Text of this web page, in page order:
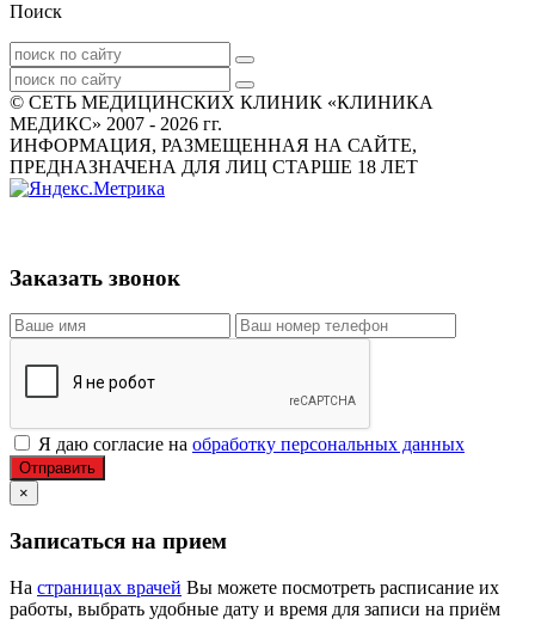
Поиск
© СЕТЬ МЕДИЦИНСКИХ КЛИНИК «КЛИНИКА
МЕДИКС» 2007 - 2026 гг.
ИНФОРМАЦИЯ, РАЗМЕЩЕННАЯ НА САЙТЕ,
ПРЕДНАЗНАЧЕНА ДЛЯ ЛИЦ СТАРШЕ 18 ЛЕТ
Заказать звонок
Я даю согласие на обработку персональных данных
Отправить
×
Записаться на прием
На страницах врачей Вы можете посмотреть расписание их
работы, выбрать удобные дату и время для записи на приём